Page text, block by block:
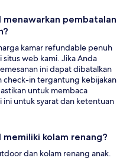
pembatalan
kamar refundable penuh
web kami. Jika Anda
ini dapat dibatalkan
check-in tergantung kebijakan
untuk membaca
untuk syarat dan ketentuan
kolam renang?
dan kolam renang anak.